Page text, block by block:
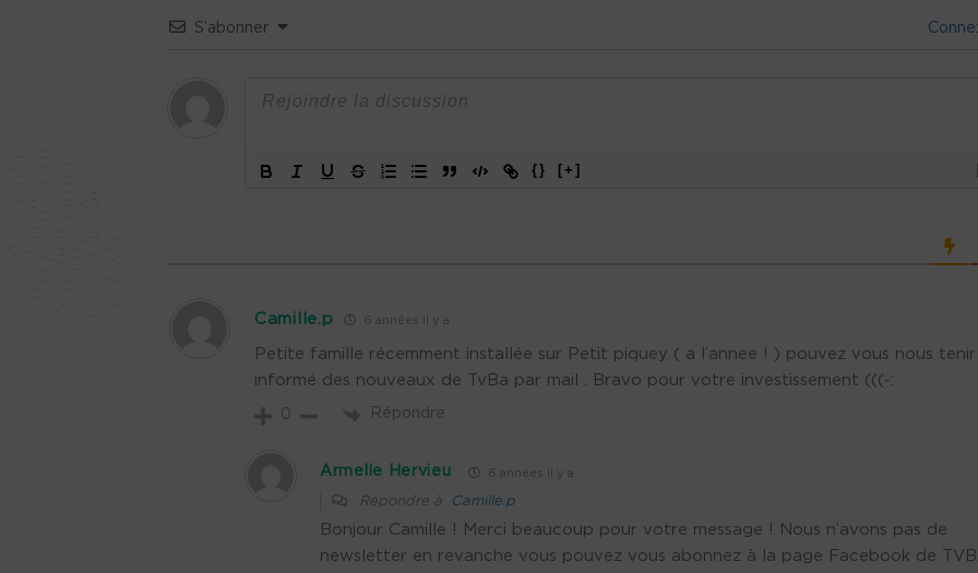
S’abonner
{} [+]
Camille.p 6 années il y a
Petite famille récemment installée sur Petit piquey ( a l’annee ! ) pouvez vous nous tenir
informé des nouveaux de TvBa par mail . Bravo pour votre investissement (((-:
0 Répondre
Armelle Hervieu 6 années il y a
Répondre à Camille.p
Bonjour Camille ! Merci beaucoup pour votre message ! Nous n’avons pas de
newsletter en revanche vous pouvez vous abonnez à la page Facebook de